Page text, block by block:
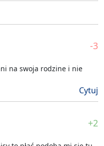
-3
na swoja rodzine i nie
Cytuj
+2